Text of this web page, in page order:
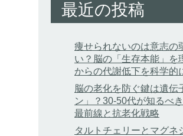
最近の投稿
痩せられないのは意志の
い？脳の「生存本能」を
からの代謝低下を科学的
脳の老化を防ぐ鍵は遺伝
ン」？30-50代が知るべ
最前線と抗老化戦略
タルトチェリーとマグネ